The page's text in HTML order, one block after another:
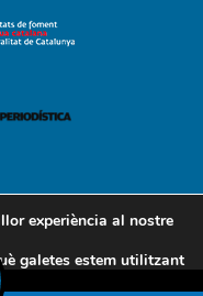
Política de privacitat
experiència al nostre
galetes estem utilitzant